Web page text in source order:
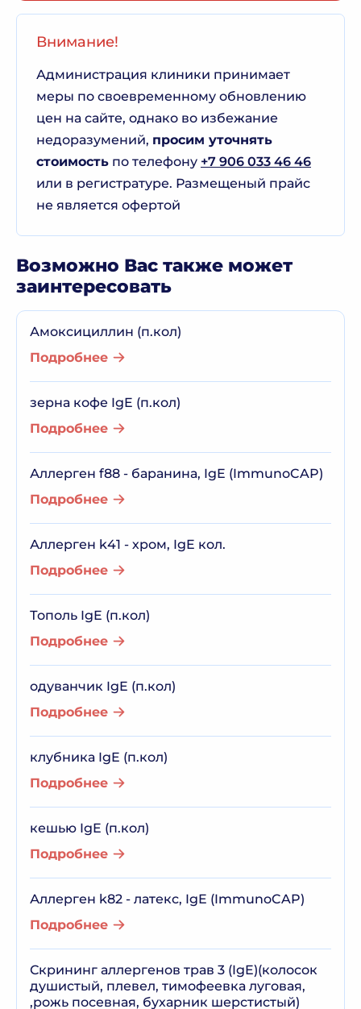
Внимание!
Администрация клиники принимает
меры по своевременному обновлению
цен на сайте, однако во избежание
недоразумений, просим уточнять
стоимость по телефону +7 906 033 46 46
или в регистратуре. Размещеный прайс
не является офертой
Возможно Вас также может
заинтересовать
Амоксициллин (п.кол)
Подробнее
зерна кофе IgE (п.кол)
Подробнее
Аллерген f88 - баранина, IgE (ImmunoCAP)
Подробнее
Аллерген k41 - хром, IgE кол.
Подробнее
Тополь IgE (п.кол)
Подробнее
одуванчик IgE (п.кол)
Подробнее
клубника IgE (п.кол)
Подробнее
кешью IgE (п.кол)
Подробнее
Аллерген k82 - латекс, IgE (ImmunoCAP)
Подробнее
Скрининг аллергенов трав 3 (IgE)(колосок
душистый, плевел, тимофеевка луговая,
,рожь посевная, бухарник шерстистый)